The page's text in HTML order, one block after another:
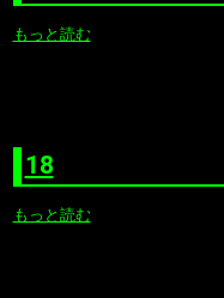
もっと読む
18
もっと読む